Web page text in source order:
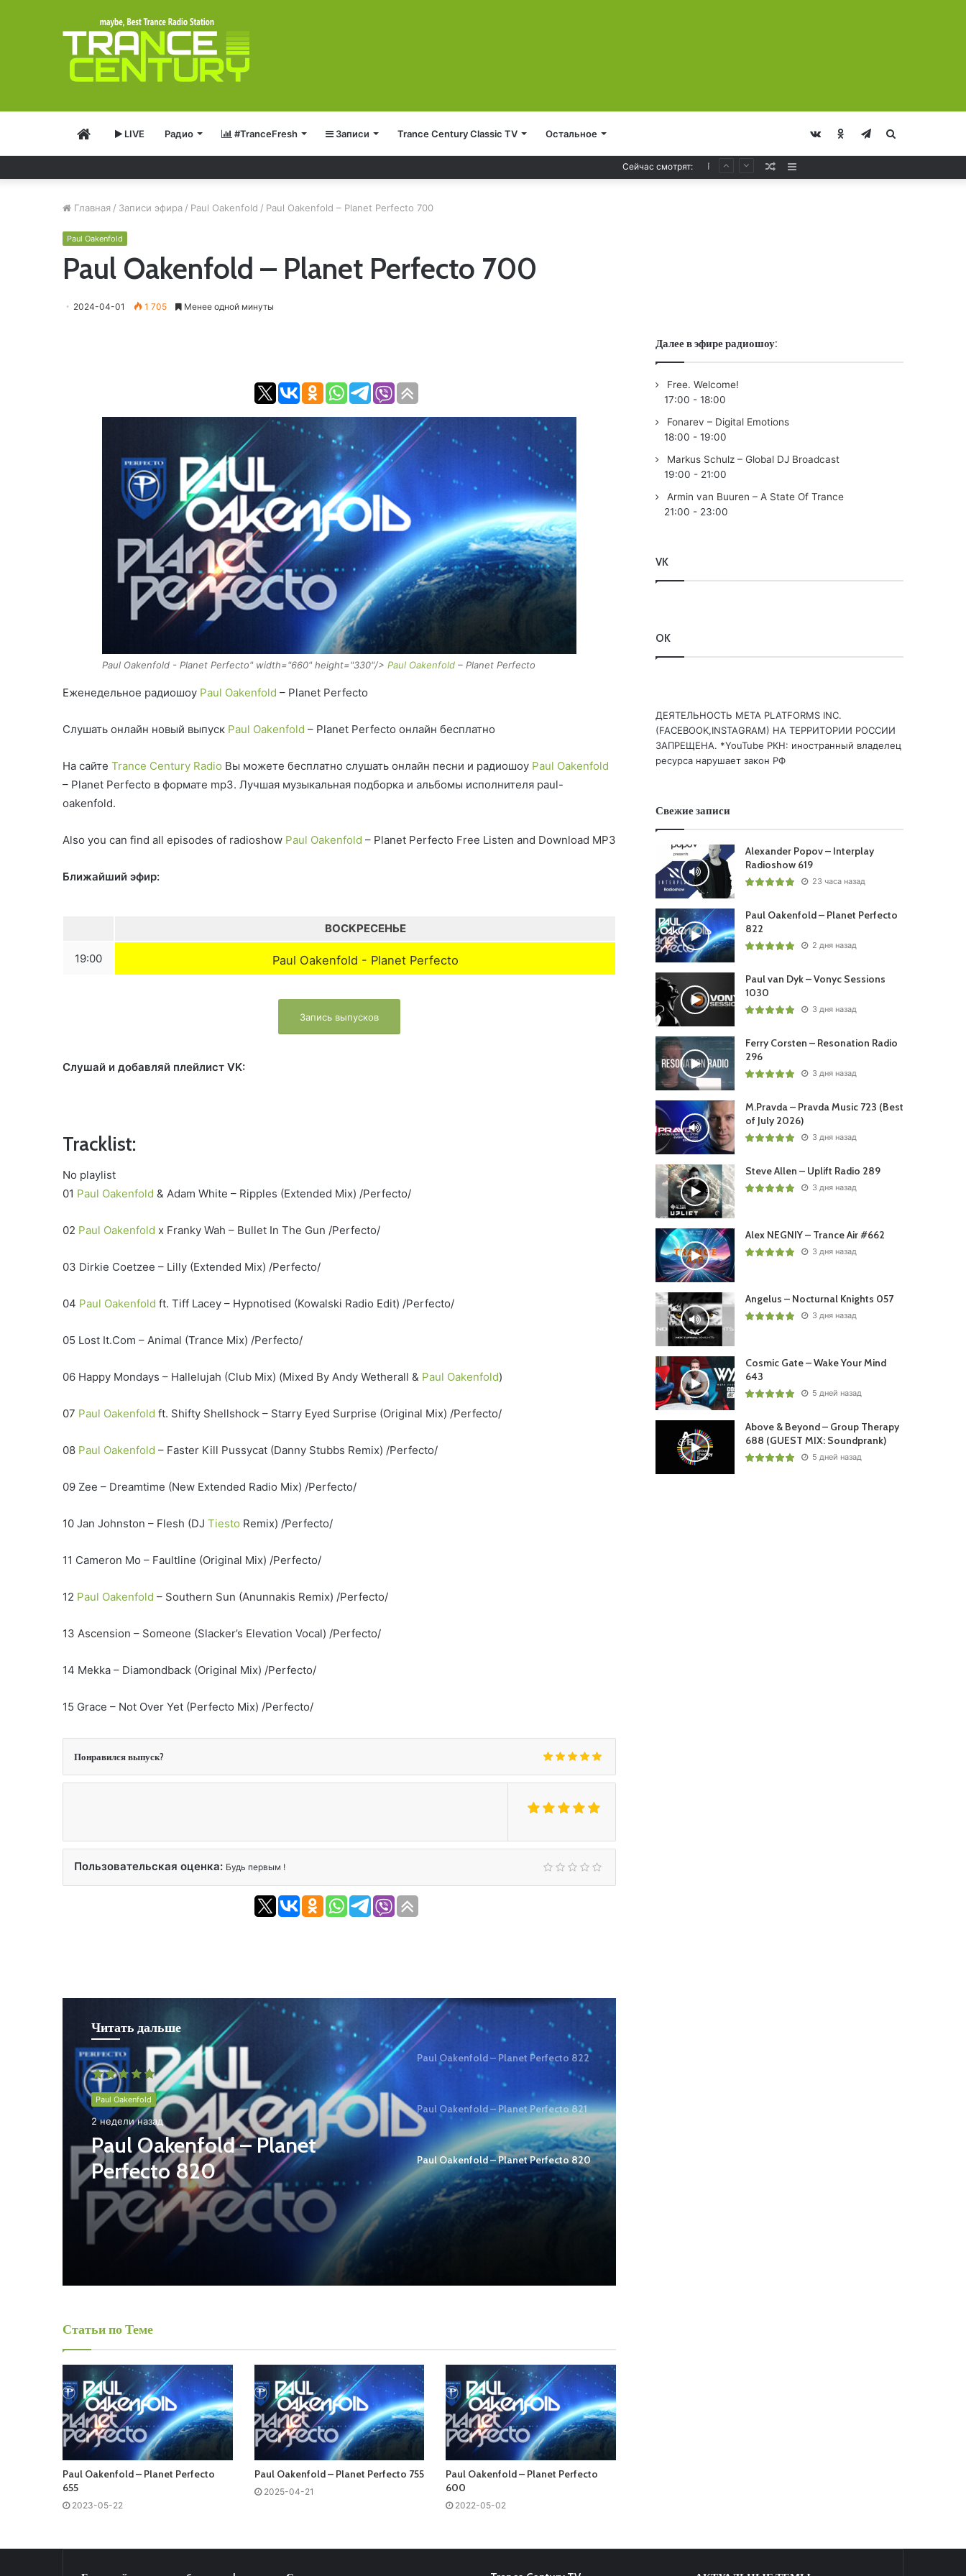
ГлавнаяLIVE Радио #TranceFresh Записи Trance Century Classic TV Остальное Telegram
Odnoklassniki
vk.com
Сейчас смотрят: Случайная
Главная / Записи эфира / Paul Oakenfold / Paul Oakenfold – Planet Perfecto 700
Paul Oakenfold
Paul Oakenfold – Planet Perfecto 700
2024-04-01 1 705 Менее одной минуты
Paul Oakenfold - Planet Perfecto" width="660" height="330"/> Paul Oakenfold – Planet Perfecto
Еженедельное радиошоу Paul Oakenfold – Planet Perfecto
Слушать онлайн новый выпуск Paul Oakenfold – Planet Perfecto онлайн бесплатно
На сайте Trance Century Radio Вы можете бесплатно слушать онлайн песни и радиошоу Paul Oakenfold
– Planet Perfecto в формате mp3. Лучшая музыкальная подборка и альбомы исполнителя paul-
oakenfold.
Also you can find all episodes of radioshow Paul Oakenfold – Planet Perfecto Free Listen and Download MP3
Ближайший эфир:
ВОСКРЕСЕНЬЕ
19:00 Paul Oakenfold - Planet Perfecto
Запись выпусков
Слушай и добавляй плейлист VK:
Tracklist:
No playlist
01 Paul Oakenfold & Adam White – Ripples (Extended Mix) /Perfecto/
02 Paul Oakenfold x Franky Wah – Bullet In The Gun /Perfecto/
03 Dirkie Coetzee – Lilly (Extended Mix) /Perfecto/
04 Paul Oakenfold ft. Tiff Lacey – Hypnotised (Kowalski Radio Edit) /Perfecto/
05 Lost It.Com – Animal (Trance Mix) /Perfecto/
06 Happy Mondays – Hallelujah (Club Mix) (Mixed By Andy Wetherall & Paul Oakenfold)
07 Paul Oakenfold ft. Shifty Shellshock – Starry Eyed Surprise (Original Mix) /Perfecto/
08 Paul Oakenfold – Faster Kill Pussycat (Danny Stubbs Remix) /Perfecto/
09 Zee – Dreamtime (New Extended Radio Mix) /Perfecto/
10 Jan Johnston – Flesh (DJ Tiesto Remix) /Perfecto/
11 Cameron Mo – Faultline (Original Mix) /Perfecto/
12 Paul Oakenfold – Southern Sun (Anunnakis Remix) /Perfecto/
13 Ascension – Someone (Slacker’s Elevation Vocal) /Perfecto/
14 Mekka – Diamondback (Original Mix) /Perfecto/
15 Grace – Not Over Yet (Perfecto Mix) /Perfecto/
Понравился выпуск?
Пользовательская оценка: Будь первым !
Читать дальше
Paul Oakenfold
2 недели назад
Paul Oakenfold – Planet
Perfecto 820
Paul Oakenfold – Planet Perfecto 822
Paul Oakenfold – Planet Perfecto 821
Paul Oakenfold – Planet Perfecto 820
Статьи по Теме
Paul Oakenfold – Planet Perfecto
655
2023-05-22
Paul Oakenfold – Planet Perfecto 755
2025-04-21
Paul Oakenfold – Planet Perfecto
600
2022-05-02
Далее в эфире радиошоу:
Free. Welcome!
17:00 -18:00
Fonarev – Digital Emotions
18:00 -19:00
Markus Schulz – Global DJ Broadcast
19:00 - 21:00
Armin van Buuren – A State Of Trance
21:00 - 23:00
VK
OK
ДЕЯТЕЛЬНОСТЬ МЕТА PLATFORMS INC.
(FACEBOOK,INSTAGRAM) НА ТЕРРИТОРИИ РОССИИ
ЗАПРЕЩЕНА. *YouTube РКН: иностранный владелец
ресурса нарушает закон РФ
Свежие записи
Alexander Popov – Interplay
Radioshow 619
23 часа назад
Paul Oakenfold – Planet Perfecto
822
2 дня назад
Paul van Dyk – Vonyc Sessions
1030
3 дня назад
Ferry Corsten – Resonation Radio
296
3 дня назад
M.Pravda – Pravda Music 723 (Best
of July 2026)
3 дня назад
Steve Allen – Uplift Radio 289
3 дня назад
Alex NEGNIY – Trance Air #662
3 дня назад
Angelus – Nocturnal Knights 057
3 дня назад
Cosmic Gate – Wake Your Mind
643
5 дней назад
Above & Beyond – Group Therapy
688 (GUEST MIX: Soundprank)
5 дней назад